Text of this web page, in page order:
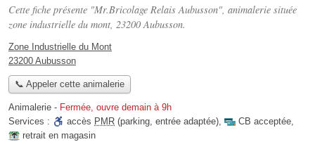
Cette fiche présente "Mr.Bricolage Relais Aubusson", animalerie située
zone industrielle du mont, 23200 Aubusson.
Zone Industrielle du Mont
23200 Aubusson
📞 Appeler cette animalerie
Animalerie - Fermée, ouvre demain à 9h
Services :
accès PMR (parking, entrée adaptée), CB acceptée,
retrait en magasin